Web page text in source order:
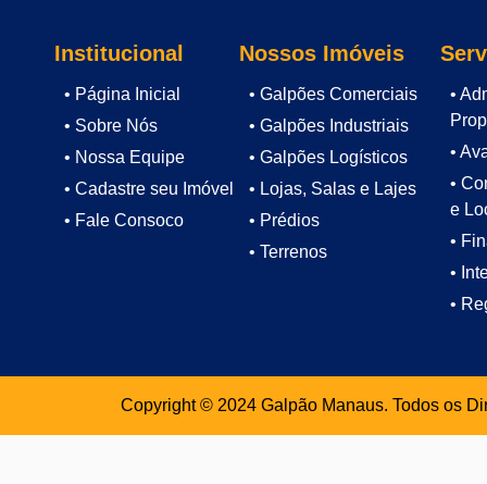
Institucional
• Página Inicial
• Sobre Nós
• Nossa Equipe
• Cadastre seu Imóvel
• Fale Consoco
Nossos Imóveis
• Galpões Comerciais
• Galpões Industriais
• Galpões Logísticos
• Lojas, Salas e Lajes
• Prédios
• Terrenos
•
•
•
e
•
•
•
Copyright © 2024 Galpão Manaus. Todos os